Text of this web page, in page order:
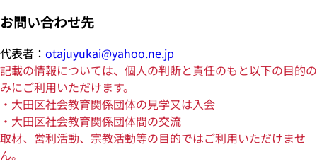
お問い合わせ先
代表者： otajuyukai@yahoo.ne.jp
記載の情報については、個人の判断と責任のもと以下の目的の
みにご利用いただけます。
・大田区社会教育関係団体の見学又は入会
・大田区社会教育関係団体間の交流
取材、営利活動、宗教活動等の目的ではご利用いただけませ
ん。